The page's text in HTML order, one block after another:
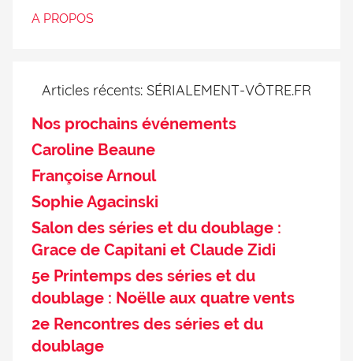
A PROPOS
Articles récents: SÉRIALEMENT-VÔTRE.FR
Nos prochains événements
Caroline Beaune
Françoise Arnoul
Sophie Agacinski
Salon des séries et du doublage :
Grace de Capitani et Claude Zidi
5e Printemps des séries et du
doublage : Noëlle aux quatre vents
2e Rencontres des séries et du
doublage